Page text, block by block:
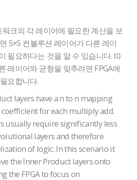
크의 각 레이어에 필요한 계산을 보
5×5 컨볼루션 레이어가 다른 레이
필요하다는 것을 알 수 있습니다. 따
레이어와 균형을 맞추려면 FPGA에
요합니다.
layers have a n to n mapping
for each multiply add.
usually require significantly less
layers and therefore
of logic. In this scenario it
the Inner Product layers onto
the FPGA to focus on